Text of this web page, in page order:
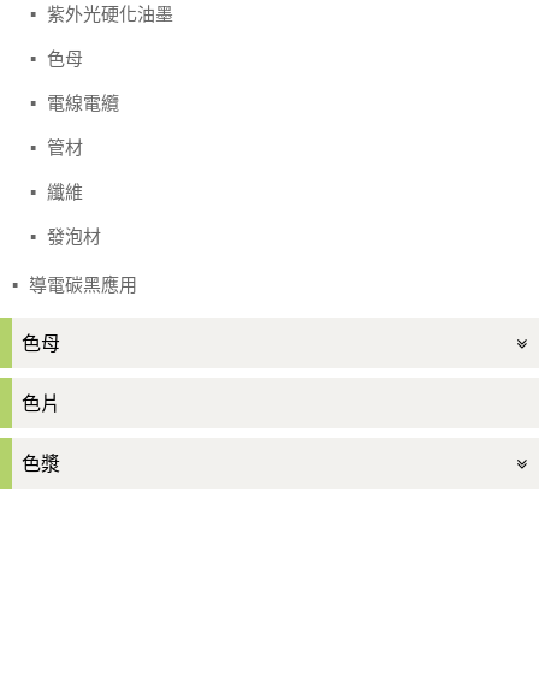
紫外光硬化油墨
色母
電線電纜
管材
纖維
發泡材
導電碳黑應用
色母
色片
色漿